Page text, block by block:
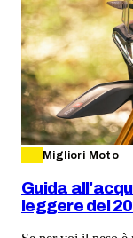
Migliori Moto
Guida
leggere del